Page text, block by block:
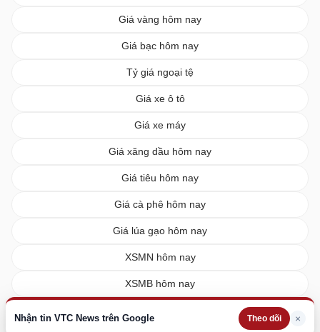
Nhận tin VTC News trên Google Theo dõi ×
Giá vàng hôm nay
Giá bạc hôm nay
Tỷ giá ngoại tệ
Giá xe ô tô
Giá xe máy
Giá xăng dầu hôm nay
Giá tiêu hôm nay
Giá cà phê hôm nay
Giá lúa gạo hôm nay
XSMN hôm nay
XSMB hôm nay